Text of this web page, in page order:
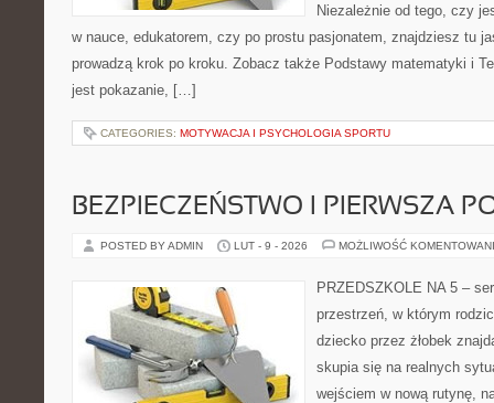
Niezależnie od tego, czy
w nauce, edukatorem, czy po prostu pasjonatem, znajdziesz tu
prowadzą krok po kroku. Zobacz także Podstawy matematyki i
jest pokazanie, […]
CATEGORIES: MOTYWACJA I PSYCHOLOGIA SPORTU
BEZPIECZEŃSTWO I PIERWSZA
POSTED BY ADMIN LUT - 9 - 2026 MOŻLIWOŚĆ
PRZEDSZKOLE NA 5 –
przestrzeń, w którym
dziecko przez żłobek
skupia się na realnych
wejściem w nową rutynę,